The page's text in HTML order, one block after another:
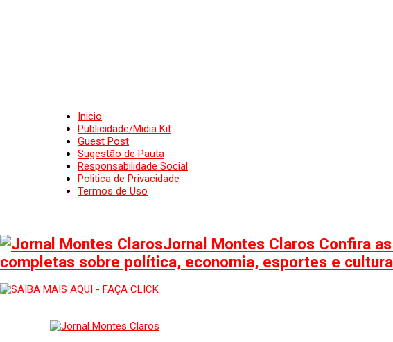
Inicio
Publicidade/Midia Kit
Guest Post
Sugestão de Pauta
Responsabilidade Social
Politica de Privacidade
Termos de Uso
Jornal Montes Claros Confira
completas sobre política, economia, esportes e